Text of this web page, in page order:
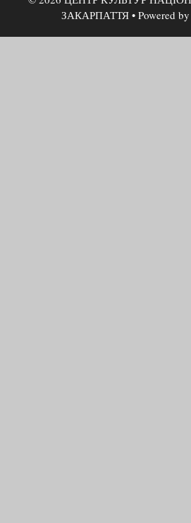
ЗАКАРПАТТЯ • Powered by